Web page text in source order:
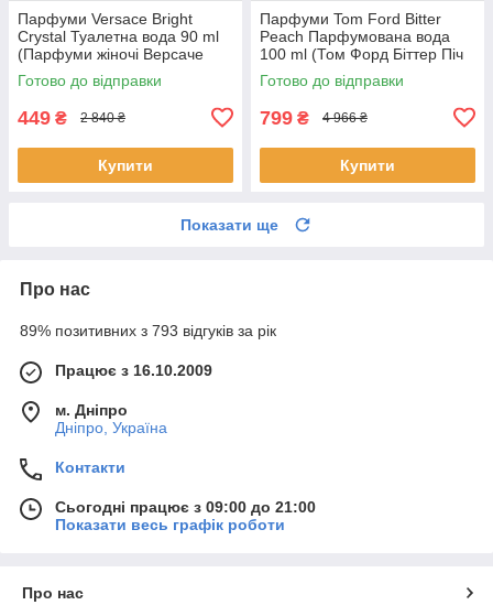
Парфуми Versace Bright
Crystal Туалетна вода 90 ml
(Парфуми жіночі Версаче
Брайт Крістал Парфуми)
Готово до відправки
449 ₴ 2 840 ₴
Купити
Парфуми Tom Ford Bitter
Peach Парфумована вода
100 ml (Том Форд Біттер Піч
bitter peach tom ford)
Готово до відправки
799 ₴ 4 966 ₴
Купити
Показати ще
Про нас
89% позитивних з 793 відгуків за рік
Працює з 16.10.2009
м. Дніпро
Дніпро, Україна
Контакти
Сьогодні працює з 09:00 до 21:00
Показати весь графік роботи
Про нас